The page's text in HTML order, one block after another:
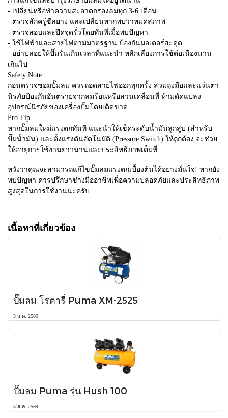
- เปลี่ยนหรือทำความสะอาดกรองลมทุก 3-6 เดือน
- ตรวจสักครู่ซีลยาง และเปลี่ยนหากพบว่าหมดสภาพ
- ตรวจสอบและปิดจุดรั่วโดยทันทีเมื่อพบปัญหา
- ใช้ไฟฟ้าและสายไฟตามมาตรฐาน ป้องกันมอเตอร์สะดุด
- อย่าปล่อยให้ปั๊มรันเกินเวลาที่แนะนำ หลีกเลี่ยงการใช้ต่อเนื่องนาน
เกินไป
Safety Note
ก่อนตรวจซ่อมปั๊มลม ควรถอดสายไฟออกทุกครั้ง สวมถุงมือและแว่นตา
นิรภัยป้องกันอันตรายจากลมร้อนหรือส่วนเคลื่อนที่ ห้ามดัดแปลง
อุปกรณ์นิรภัยของเครื่องปั๊มโดยเด็ดขาด
Pro Tip
หากปั๊มลมใหม่แรงตกทันที แนะนำให้เช็คระดับน้ำมันลูกสูบ (สำหรับ
ปั๊มน้ำมัน) และตั้งแรงดันอัตโนมัติ (Pressure Switch) ให้ถูกต้อง จะช่วย
ให้อายุการใช้งานยาวนานและประสิทธิภาพเต็มที่
หวังว่าคุณจะสามารถแก้ไขปั๊มลมแรงตกเบื้องต้นได้อย่างมั่นใจ! หากยัง
พบปัญหา ควรปรึกษาช่างมืออาชีพเพื่อความปลอดภัยและประสิทธิภาพ
สูงสุดในการใช้งานนะครับ
เนื้อหาที่เกี่ยวข้อง
ปั๊มลม โรตารี่ Puma XM-2525
5 ส.ค. 2569
ปั๊มลม Puma รุ่น Hush 100
5 ส.ค. 2569